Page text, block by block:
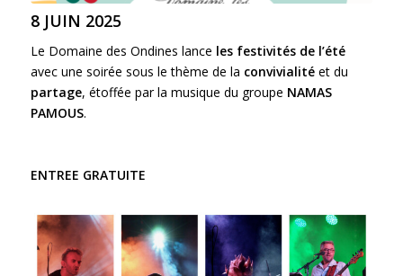
8 JUIN 2025
Le Domaine des Ondines lance les festivités de l’été
avec une soirée sous le thème de la convivialitéet du
partage, étoffée par la musique du groupe NAMAS
PAMOUS.
ENTREE GRATUITE